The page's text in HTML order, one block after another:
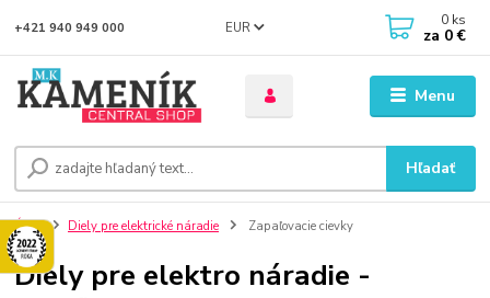
Menu
EUR
Hľadať
+421 940 949 000 0 ks
za 0 €
Úvod Diely pre elektrické náradie Zapaľovacie cievky
Diely pre elektro náradie -